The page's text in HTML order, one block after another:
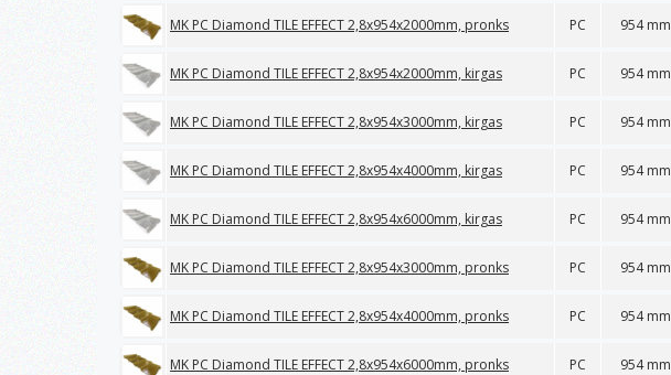
MK PC Diamond TILE EFFECT 2,8x954x2000mm, pronks PC 954 mm
MK PC Diamond TILE EFFECT 2,8x954x2000mm, kirgas PC 954 mm
MK PC Diamond TILE EFFECT 2,8x954x3000mm, kirgas PC 954 mm
MK PC Diamond TILE EFFECT 2,8x954x4000mm, kirgas PC 954 mm
MK PC Diamond TILE EFFECT 2,8x954x6000mm, kirgas PC 954 mm
MK PC Diamond TILE EFFECT 2,8x954x3000mm, pronks PC 954 mm
MK PC Diamond TILE EFFECT 2,8x954x4000mm, pronks PC 954 mm
MK PC Diamond TILE EFFECT 2,8x954x6000mm, pronks PC 954 mm